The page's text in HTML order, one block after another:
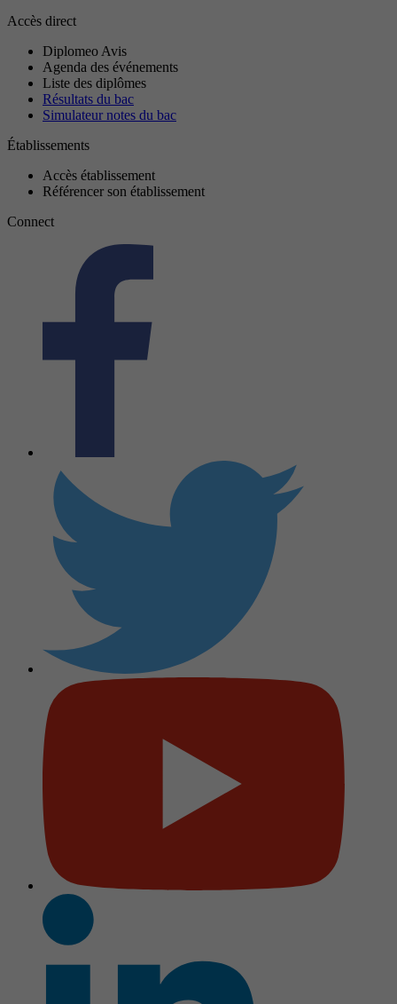
Accès direct
Diplomeo Avis
Agenda des événements
Liste des diplômes
Résultats du bac
Simulateur notes du bac
Établissements
Accès établissement
Référencer son établissement
Connect